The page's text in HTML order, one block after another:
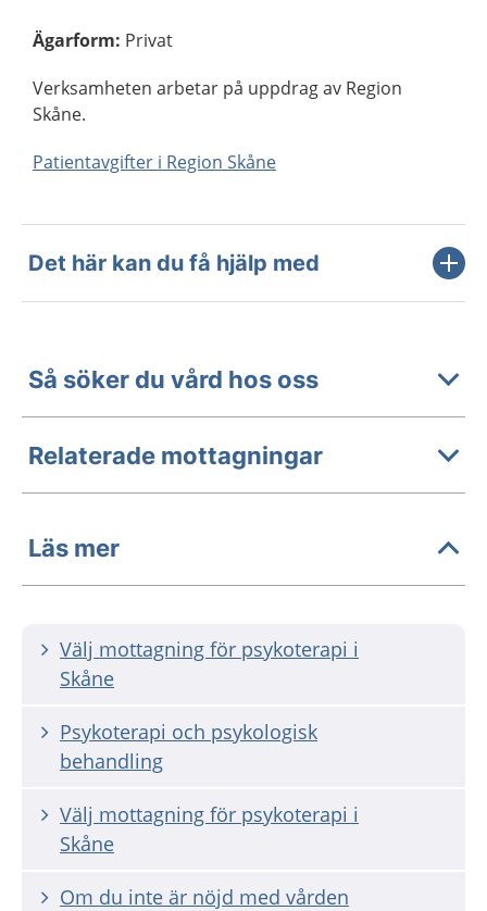
Ägarform: Privat
Verksamheten arbetar på uppdrag av Region
Skåne.
Patientavgifter i Region Skåne
Det här kan du få hjälp med
Så söker du vård hos oss
Relaterade mottagningar
Läs mer
Välj mottagning för psykoterapi i
Skåne
Psykoterapi och psykologisk
behandling
Välj mottagning för psykoterapi i
Skåne
Om du inte är nöjd med vården